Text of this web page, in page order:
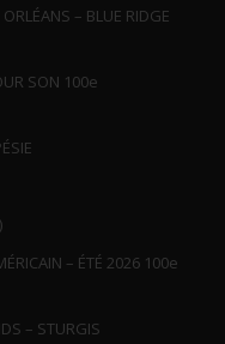
– BLUE RIDGE
SON 100e
– ÉTÉ 2026 100e
– STURGIS